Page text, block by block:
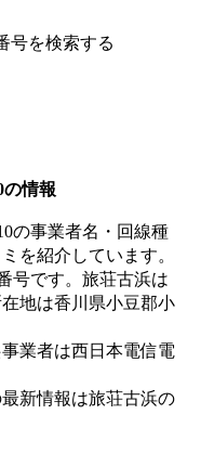
の情報
の事業者名・回線種
を紹介しています。
号です。 旅荘古浜は
地は香川県小豆郡小
業者は西日本電信電
新情報は旅荘古浜の